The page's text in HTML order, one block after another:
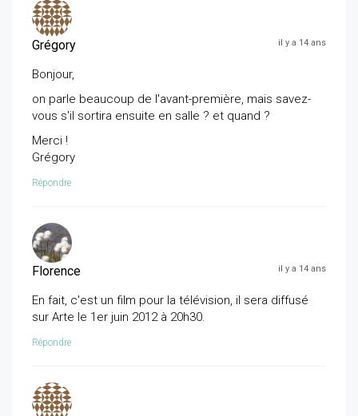
Grégory il y a 14 ans
Bonjour,
on parle beaucoup de l'avant-première, mais savez-
vous s'il sortira ensuite en salle ? et quand ?
Merci !
Grégory
Répondre
Florence il y a 14 ans
En fait, c'est un film pour la télévision, il sera diffusé
sur Arte le 1er juin 2012 à 20h30.
Répondre